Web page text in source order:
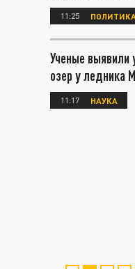
11:25 ПОЛИТИКА
Ученые выявили
озер у ледника
11:17 НАУКА